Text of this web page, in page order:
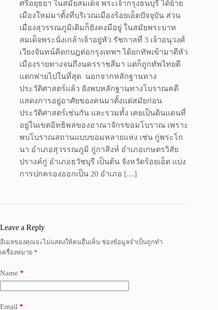
ศรีอยุธยา ในสมัยสมเด็จ พระเจ้ากรุงธนบุรี ได้ย้าย
เมืองใหม่มาตั้งที่บริเวณเมืองร้อยเอ็ดปัจจุบัน ส่วน
เมืองสุวรรณภูมิเดิมก็ยังคงมีอยู่ ในสมัยพระบาท
สมเด็จพระนั่งเกล้าเจ้าอยู่หัว รัชกาลที่ 3 เจ้าอนุวงศ์
เวียงจันทน์คิดกบฎต่อกรุงเทพฯ ได้ยกทัพเข้ามาตีหัว
เมืองรายทางจนถึงนครราชสีมา แต่ก็ถูกทัพไทยตี
แตกพ่ายไปในที่สุด นอกจากหลักฐานทาง
ประวัติศาสตร์แล้ว ยังพบหลักฐานทางโบราณคดี
แสดงการอยู่อาศัยของคนมาตั้งแต่สมัยก่อน
ประวัติศาสตร์เช่นกัน และรวมทั้ง เคยเป็นดินแดนที่
อยู่ในเขตอิทธิพลของอาณาจักรขอมโบราณ เพราะ
พบโบราณสถานแบบขอมหลายแห่ง เช่น กู่พระโก
นา อำเภอสุวรรณภูมิ กู่กาสิงห์ อำเภอเกษตรวิสัย
ปรางค์กู่ อำเภอธวัชบุรี เป็นต้น จังหวัดร้อยเอ็ด แบ่ง
การปกครองออกเป็น 20 อำเภอ […]
Leave a Reply
อีเมลของคุณจะไม่แสดงให้คนอื่นเห็น ช่องข้อมูลจำเป็นถูกทำ
เครื่องหมาย *
Name *
Email *